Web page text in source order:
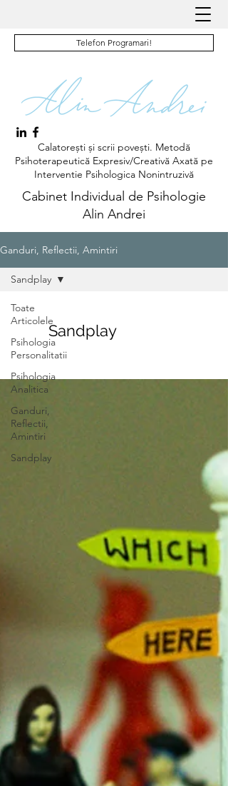
Calatorești și scrii povești. Metodă
Psihoterapeutică Expresiv/Creativă Axată pe
Interventie Psihologica Nonintruzivă
Telefon Programari!
Cabinet Individual de Psihologie
Alin Andrei
Ganduri, Reflectii, Amintiri
Toate
Articolele
Psihologia
Personalitatii
Psihologia
Analitica
Ganduri,
Reflectii,
Amintiri
Sandplay
Sandplay
Sandplay